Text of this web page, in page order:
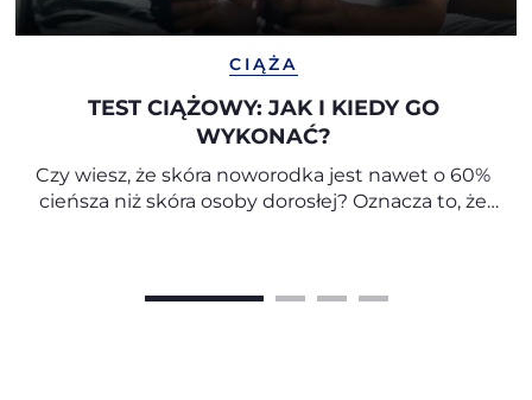
CIĄŻA
TEST CIĄŻOWY: JAK I KIEDY GO
WYKONAĆ?
Czy wiesz, że skóra noworodka jest nawet o 60%
cieńsza niż skóra osoby dorosłej? Oznacza to, że
niemowlęcia używać kosmetyków